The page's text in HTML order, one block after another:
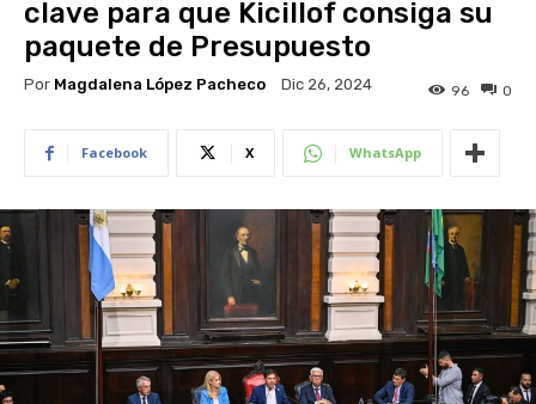
clave para que Kicillof consiga su
paquete de Presupuesto
Por Magdalena López Pacheco Dic 26, 2024 0
96
Facebook X WhatsApp